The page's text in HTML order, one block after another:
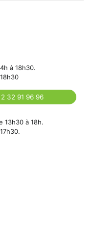
à 18h30.
32 91 96 96
13h30 à 18h.